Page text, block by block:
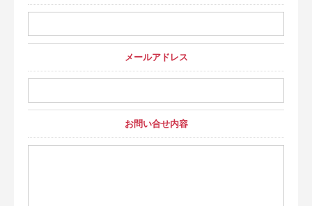
メールアドレス
お問い合せ内容